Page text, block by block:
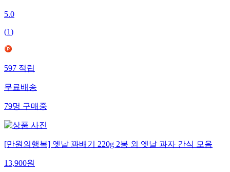
5.0
(1)
597적립
무료배송
79명구매중
[만원의행복] 옛날 꽈배기 220g 2봉 외 옛날 과자 간식 모음
13,900원